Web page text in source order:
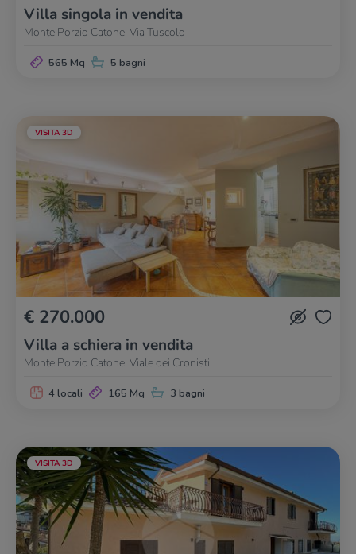
Villa singola in vendita
Monte Porzio Catone, Via Tuscolo
565 Mq 5 bagni
VISITA 3D
€ 270.000
Villa a schiera in vendita
Monte Porzio Catone, Viale dei Cronisti
4 locali 165 Mq 3 bagni
VISITA 3D